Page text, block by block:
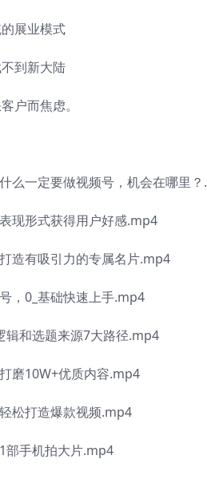
展业模式
到新大陆
户而焦虑。
么一定要做视频号，机会在哪里
现形式获得用户好感.mp4
造有吸引力的专属名片.mp4
，0_基础快速上手.mp4
辑和选题来源7大路径.mp4
磨10W+优质内容.mp4
松打造爆款视频.mp4
部手机拍大片.mp4